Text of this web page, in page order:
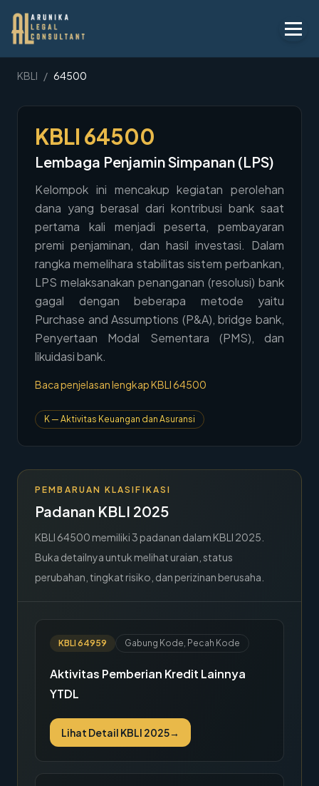
Layanan
Peraturan
KBLI
Tentang
Penawaran
Blog
Hubungi Kami→
KBLI / 64500
KBLI 64500
Lembaga Penjamin Simpanan (LPS)
Kelompok ini mencakup kegiatan perolehan
dana yang berasal dari kontribusi bank saat
pertama kali menjadi peserta, pembayaran
premi penjaminan, dan hasil investasi. Dalam
rangka memelihara stabilitas sistem perbankan,
LPS melaksanakan penanganan (resolusi) bank
gagal dengan beberapa metode yaitu
Purchase and Assumptions (P&A), bridge bank,
Penyertaan Modal Sementara (PMS), dan
likuidasi bank.
Baca penjelasan lengkap KBLI64500
K— Aktivitas Keuangan dan Asuransi
PEMBARUAN KLASIFIKASI
Padanan KBLI 2025
KBLI 64500 memiliki3 padanan dalam KBLI 2025.
Buka detailnya untuk melihat uraian, status
perubahan, tingkat risiko, dan perizinan berusaha.
KBLI 64959 Gabung Kode, Pecah Kode
Aktivitas Pemberian Kredit Lainnya
YTDL
Lihat Detail KBLI 2025→